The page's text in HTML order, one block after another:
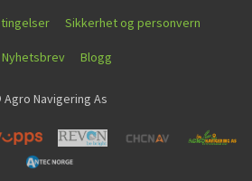
Sikkerhet og personvern
Nyhetsbrev Blogg
Agro Navigering As